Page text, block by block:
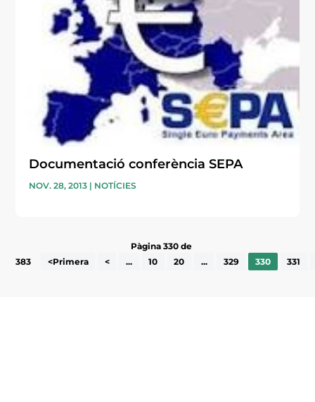
Documentació conferència SEPA
NOV. 28, 2013 | NOTÍCIES
Pàgina 330 de
383
<Primera < ... 10 20 ... 329 330 331